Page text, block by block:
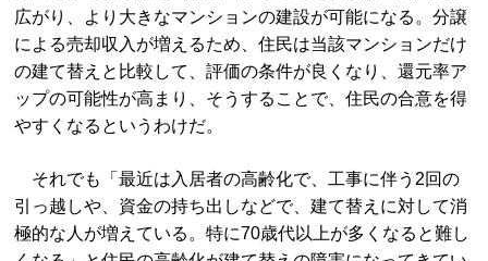
広がり、より大きなマンションの建設が可能になる。分譲
による売却収入が増えるため、住民は当該マンションだけ
の建て替えと比較して、評価の条件が良くなり、還元率ア
ップの可能性が高まり、そうすることで、住民の合意を得
やすくなるというわけだ。
それでも「最近は入居者の高齢化で、工事に伴う2回の
引っ越しや、資金の持ち出しなどで、建て替えに対して消
極的な人が増えている。特に70歳代以上が多くなると難し